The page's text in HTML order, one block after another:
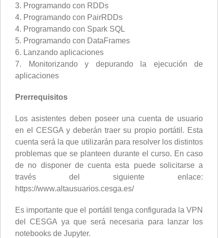
3. Programando con RDDs
4. Programando con PairRDDs
4. Programando con Spark SQL
5. Programando con DataFrames
6. Lanzando aplicaciones
7. Monitorizando y depurando la ejecución de
aplicaciones
Prerrequisitos
Los asistentes deben poseer una cuenta de usuario
en el CESGA y deberán traer su propio portátil. Esta
cuenta será la que utilizarán para resolver los distintos
problemas que se planteen durante el curso. En caso
de no disponer de cuenta esta puede solicitarse a
través del siguiente enlace:
https://www.altausuarios.cesga.es/
Es importante que el portátil tenga configurada la VPN
del CESGA ya que será necesaria para lanzar los
notebooks de Jupyter.